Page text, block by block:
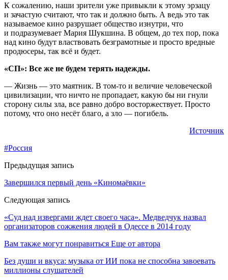
К сожалению, наши зрители уже привыкли к этому эрзацу
и зачастую считают, что так и должно быть. А ведь это так
называемое кино разрушает общество изнутри, что
и подразумевает Мария Шукшина. В общем, до тех пор, пока
над кино будут властвовать безграмотные и просто вредные
продюсеры, так всё и будет.
«СП»: Все же не будем терять надежды.
— Жизнь — это маятник. В том-то и величие человеческой
цивилизации, что ничто не пропадает, какую бы ни гнули
сторону силы зла, все равно добро восторжествует. Просто
потому, что оно несёт благо, а зло — погибель.
Источник
#Россия
Предыдущая запись
Завершился первый день «Киномаёвки»
Следующая запись
«Суд над извергами ждет своего часа». Медведчук назвал
организаторов сожжения людей в Одессе в 2014 году
Вам также могут понравиться Еще от автора
Без души и вкуса: музыка от ИИ пока не способна завоевать
миллионы слушателей